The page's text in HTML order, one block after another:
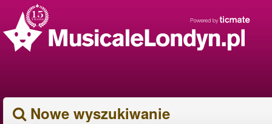
Nowe wyszukiwanie